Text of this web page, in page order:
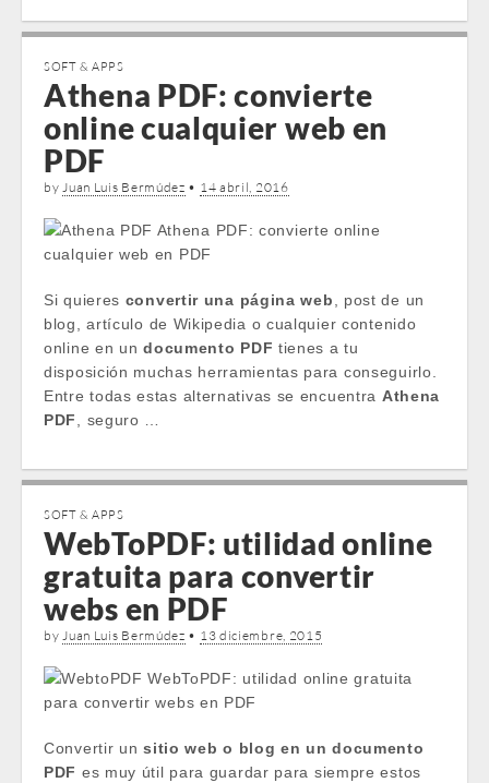
SOFT & APPS
Athena PDF: convierte
online cualquier web en
PDF
byJuan Luis Bermúdez • 14 abril, 2016
Si quieres convertir una página web , post de un
blog, artículo de Wikipedia o cualquier contenido
online en undocumento PDF tienes a tu
disposición muchas herramientas para conseguirlo.
Entre todas estas alternativas se encuentra Athena
PDF
, seguro …
SOFT & APPS
WebToPDF: utilidad online
gratuita para convertir
webs en PDF
byJuan Luis Bermúdez • 13 diciembre, 2015
Convertir unsitio web o blog en un documento
PDF es muy útil para guardar para siempre estos